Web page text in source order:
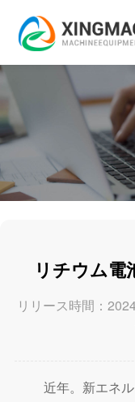
リチウム電
リリース時間：
近年。新エネル